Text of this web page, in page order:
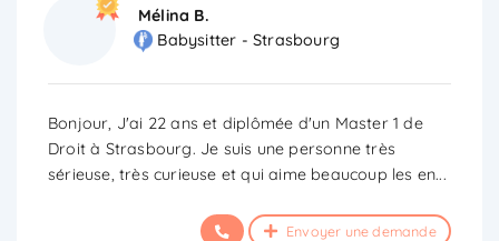
Mélina B.
Babysitter - Strasbourg
Bonjour, J'ai 22 ans et diplômée d'un Master 1 de
Droit à Strasbourg. Je suis une personne très
sérieuse, très curieuse et qui aime beaucoup les en...
Envoyer une demande